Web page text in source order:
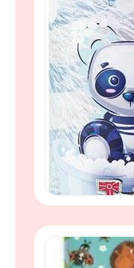
Speel- en
veilige